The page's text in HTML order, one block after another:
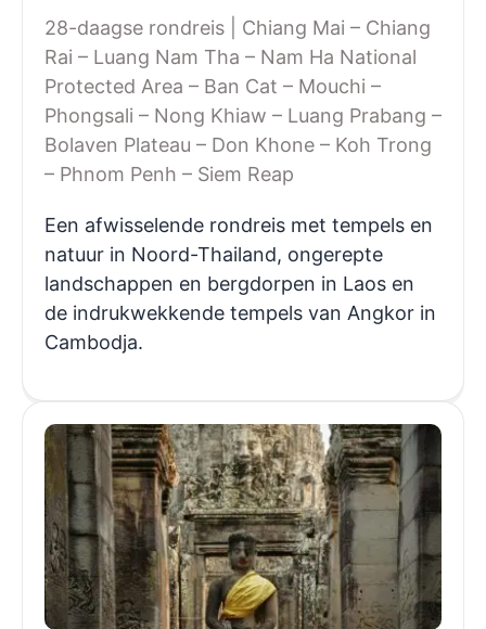
28-daagse rondreis | Chiang Mai – Chiang
Rai – Luang Nam Tha – Nam Ha National
Protected Area – Ban Cat – Mouchi –
Phongsali – Nong Khiaw – Luang Prabang –
Bolaven Plateau – Don Khone – Koh Trong
– Phnom Penh – Siem Reap
Een afwisselende rondreis met tempels en
natuur in Noord-Thailand, ongerepte
landschappen en bergdorpen in Laos en
de indrukwekkende tempels van Angkor in
Cambodja.